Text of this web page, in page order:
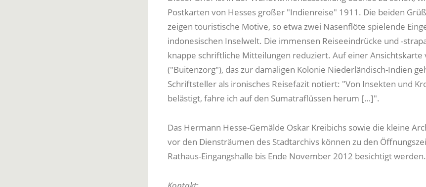
Postkarten von Hesses großer "Indienreise" 1911. Die beiden
zeigen touristische Motive, so etwa zwei Nasenflöte spielende
indonesischen Inselwelt. Die immensen Reiseeindrücke und -
knappe schriftliche Mitteilungen reduziert. Auf einer Ansichtskarte
("Buitenzorg"), das zur damaligen Kolonie Niederländisch-Indien
Schriftsteller als ironisches Reisefazit notiert: "Von Insekten und
belästigt, fahre ich auf den Sumatraflüssen herum […]".
Das Hermann Hesse-Gemälde Oskar Kreibichs sowie die kleine
vor den Diensträumen des Stadtarchivs können zu den
Rathaus-Eingangshalle bis Ende November 2012 besichtigt werden.